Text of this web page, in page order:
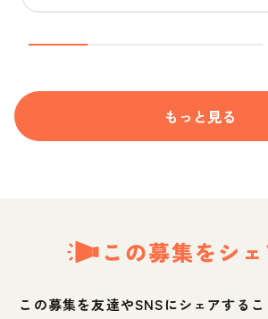
もっと見る
この募集をシ
この募集を友達やSNSにシェアする